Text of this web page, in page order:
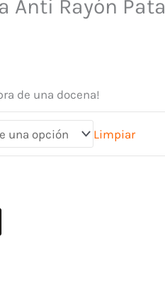
Anti Rayón Pata
de una docena!
Limpiar